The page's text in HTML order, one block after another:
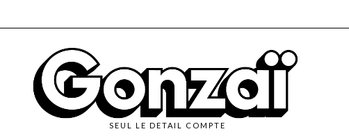
SEUL LE DETAIL COMPTE